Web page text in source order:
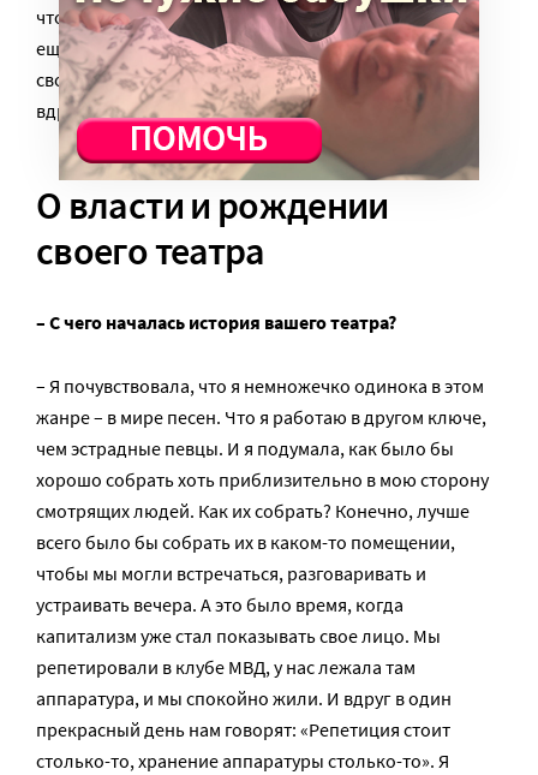
что-то немножко другое, чем в студийных записях. И
еще будет диск, который я в Германии записывала в
свое время, он канул в лету как будто бы, а потом
вдруг всплыл два месяца тому назад.
О власти и рождении
своего театра
– С чего началась история вашего театра?
– Я почувствовала, что я немножечко одинока в этом
жанре – в мире песен. Что я работаю в другом ключе,
чем эстрадные певцы. И я подумала, как было бы
хорошо собрать хоть приблизительно в мою сторону
смотрящих людей. Как их собрать? Конечно, лучше
всего было бы собрать их в каком-то помещении,
чтобы мы могли встречаться, разговаривать и
устраивать вечера. А это было время, когда
капитализм уже стал показывать свое лицо. Мы
репетировали в клубе МВД, у нас лежала там
аппаратура, и мы спокойно жили. И вдруг в один
прекрасный день нам говорят: «Репетиция стоит
столько-то, хранение аппаратуры столько-то». Я